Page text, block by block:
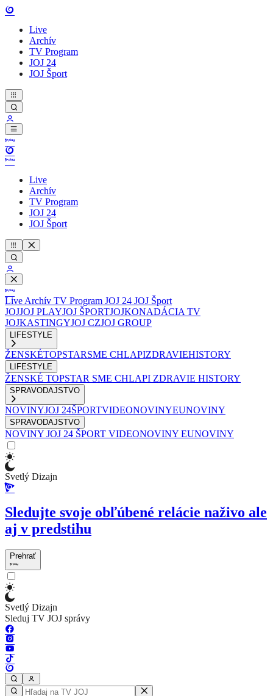
Live
Archív
TV Program
JOJ 24
JOJ Šport
Live
Archív
TV Program
JOJ 24
JOJ Šport
Live Archív TV Program JOJ 24 JOJ Šport
JOJJOJ PLAYJOJ ŠPORTJOJKONADÁCIA TV
JOJKASTINGYJOJ CZJOJ GROUP
LIFESTYLE
ŽENSKÉTOPSTARSME CHLAPIZDRAVIEHISTORY
LIFESTYLE
ŽENSKÉ TOPSTAR SME CHLAPI ZDRAVIE HISTORY
SPRAVODAJSTVO
NOVINYJOJ 24ŠPORTVIDEONOVINYEUNOVINY
SPRAVODAJSTVO
NOVINY JOJ 24 ŠPORT VIDEONOVINY EUNOVINY
Svetlý Dizajn
Sledujte svoje obľúbené relácie naživo ale
aj v predstihu
Prehrať
Svetlý Dizajn
Sleduj TV JOJ správy